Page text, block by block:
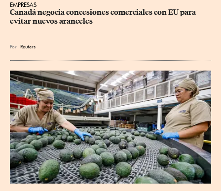
EMPRESAS
Canadá negocia concesiones comerciales con EU para
evitar nuevos aranceles
Por Reuters